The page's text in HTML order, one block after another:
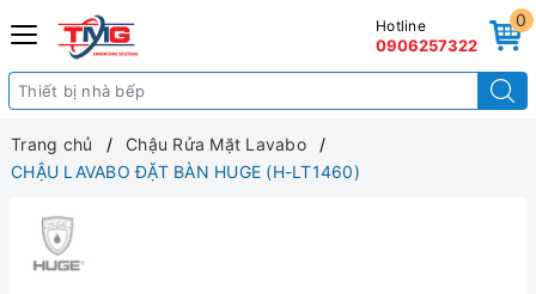
0
Hotline
0906257322
Trang chủ
Chậu Rửa Mặt Lavabo
CHẬU LAVABO ĐẶT BÀN HUGE (H-LT1460)